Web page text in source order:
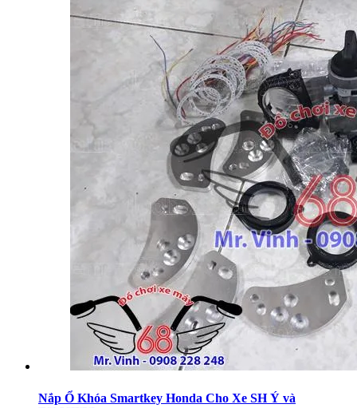
Nắp Ổ Khóa Smartkey Honda Cho Xe SH Ý và